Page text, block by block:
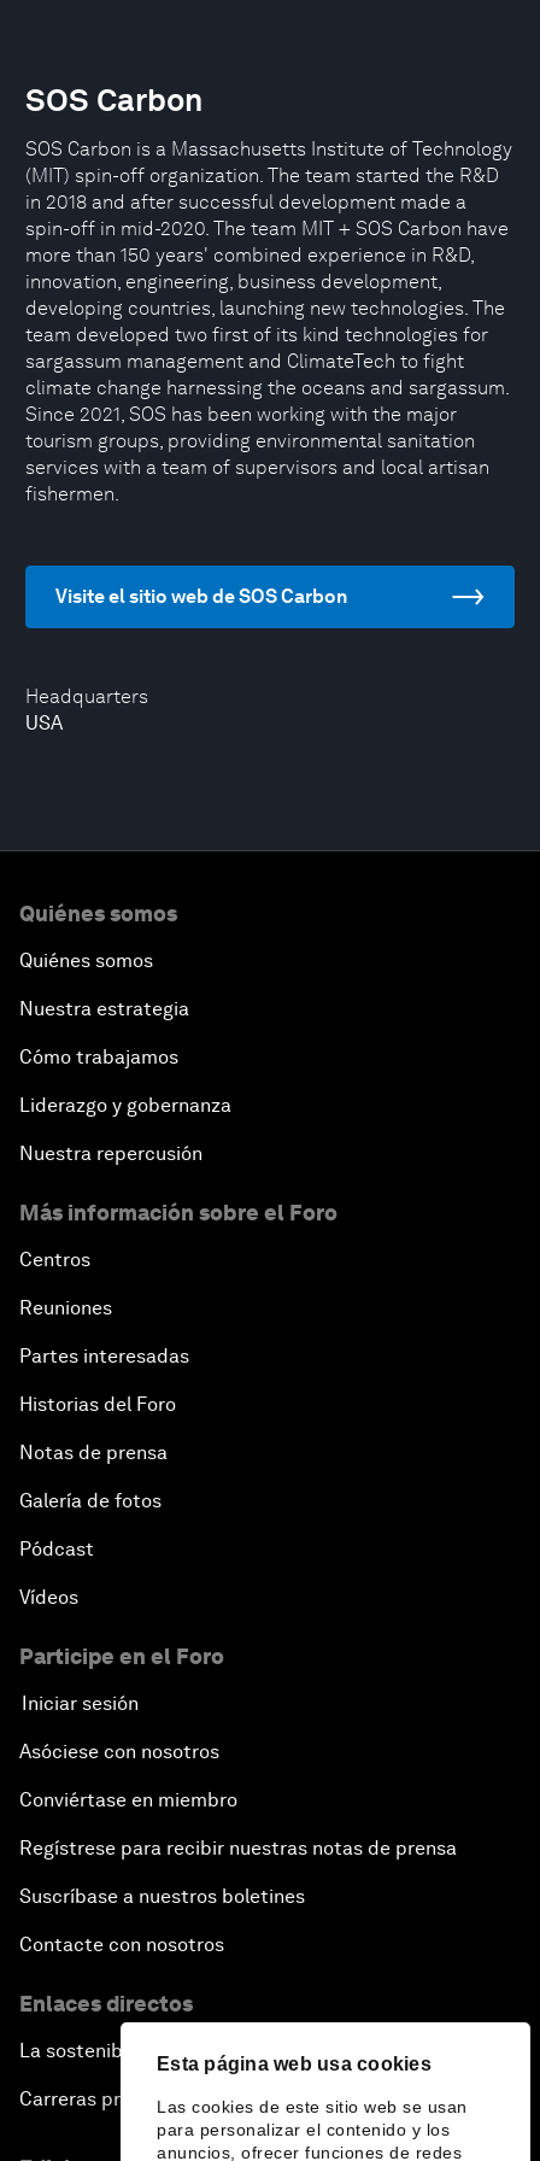
Esta página web usa cookies
Las cookies de este sitio web se usan
para personalizar el contenido y los
anuncios, ofrecer funciones de redes
Headquarters
USA
SOS Carbon
SOS Carbon is a Massachusetts Institute of Technology
(MIT) spin-off organization. The team started the R&D
in 2018 and after successful development made a
spin-off in mid-2020. The team MIT + SOS Carbon have
more than 150 years' combined experience in R&D,
innovation, engineering, business development,
developing countries, launching new technologies. The
team developed two first of its kind technologies for
sargassum management and ClimateTech to fight
climate change harnessing the oceans and sargassum.
Since 2021, SOS has been working with the major
tourism groups, providing environmental sanitation
services with a team of supervisors and local artisan
fishermen.
Visite el sitio web de SOS Carbon
Quiénes somos
Quiénes somos
Nuestra estrategia
Cómo trabajamos
Liderazgo y gobernanza
Nuestra repercusión
Más información sobre el Foro
Centros
Reuniones
Partes interesadas
Historias del Foro
Notas de prensa
Galería de fotos
Pódcast
Vídeos
Participe en el Foro
Iniciar sesión
Asóciese con nosotros
Conviértase en miembro
Regístrese para recibir nuestras notas de prensa
Suscríbase a nuestros boletines
Contacte con nosotros
Enlaces directos
La sostenibilidad en el Foro
Carreras profesionales